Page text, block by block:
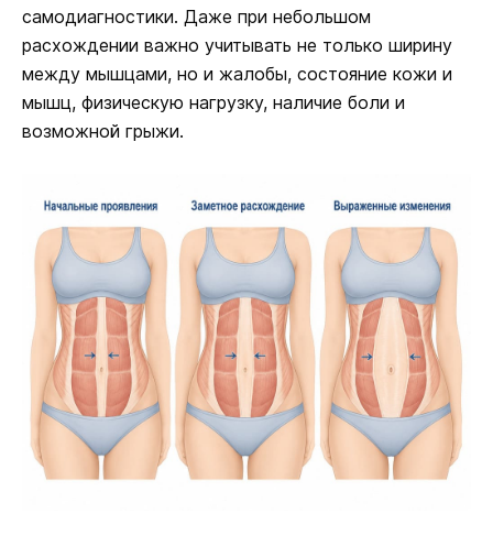
самодиагностики. Даже при небольшом
расхождении важно учитывать не только ширину
между мышцами, но и жалобы, состояние кожи и
мышц, физическую нагрузку, наличие боли и
возможной грыжи.